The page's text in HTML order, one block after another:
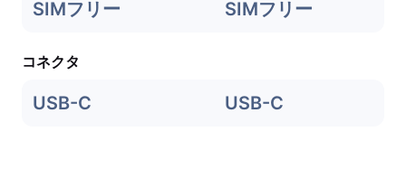
SIMフリー SIMフリー
コネクタ
USB-C USB-C